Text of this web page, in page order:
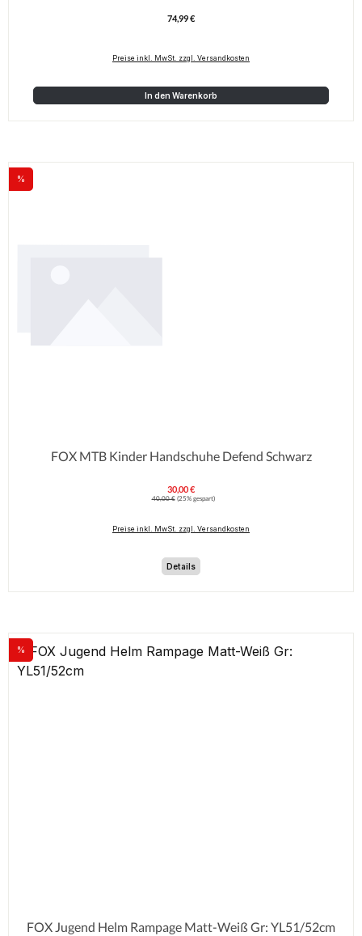
Regulärer Preis:
74,99 €
Preise inkl. MwSt. zzgl. Versandkosten
In den Warenkorb
Rabatt
%
FOX MTB Kinder Handschuhe Defend Schwarz
Verkaufspreis:
30,00 €
Regulärer Preis:
40,00 € (25% gespart)
Preise inkl. MwSt. zzgl. Versandkosten
Details
Rabatt
%
FOX Jugend Helm Rampage Matt-Weiß Gr: YL51/52cm